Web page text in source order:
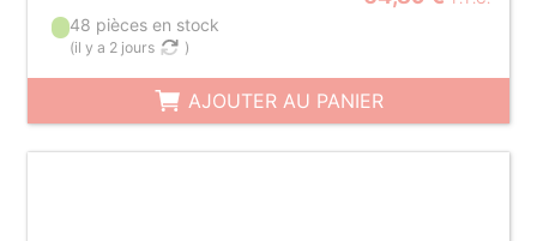
48 pièces en stock
(il y a 2 jours )
AJOUTER AU PANIER